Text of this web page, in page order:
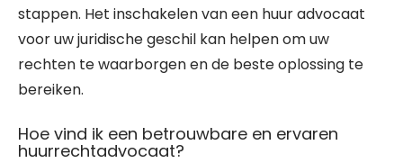
stappen. Het inschakelen van een huur advocaat
voor uw juridische geschil kan helpen om uw
rechten te waarborgen en de beste oplossing te
bereiken.
Hoe vind ik een betrouwbare en ervaren
huurrechtadvocaat?